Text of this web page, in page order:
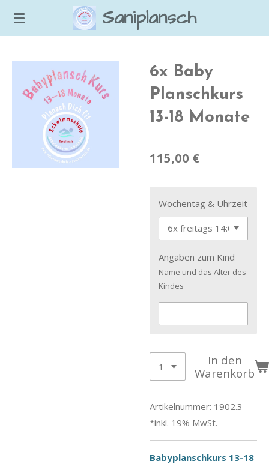
Zum
Saniplansch
6x Baby
Planschkurs
13-18 Monate
115,00 €
Wochentag & Uhrzeit
Angaben zum Kind
Name und das Alter des
Kindes
In den
Warenkorb
Artikelnummer: 1902.3
*inkl. 19% MwSt.
Babyplanschkurs 13-18